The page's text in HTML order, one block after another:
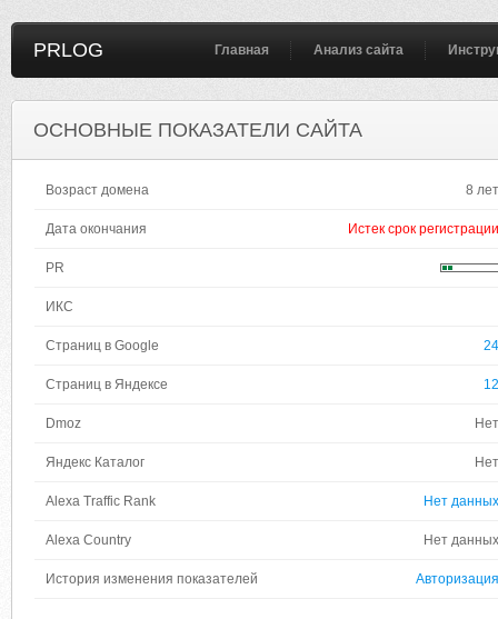
PRLOG Главная Анализ сайта
ОСНОВНЫЕ ПОКАЗАТЕЛИ САЙТА
Возраст домена 8 лет
Дата окончания Истек срок регистрации
PR
ИКС
Страниц в Google 24
Страниц в Яндексе 12
Dmoz Нет
Яндекс Каталог Нет
Alexa Traffic Rank Нет данных
Alexa Country Нет данных
История изменения показателей Авторизация